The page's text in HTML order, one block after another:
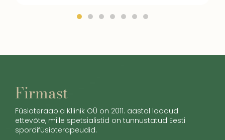
Firmast
Füsioteraapia Kliinik OÜ on 2011. aastal loodud
ettevõte, mille spetsialistid on tunnustatud Eesti
spordifüsioterapeudid.